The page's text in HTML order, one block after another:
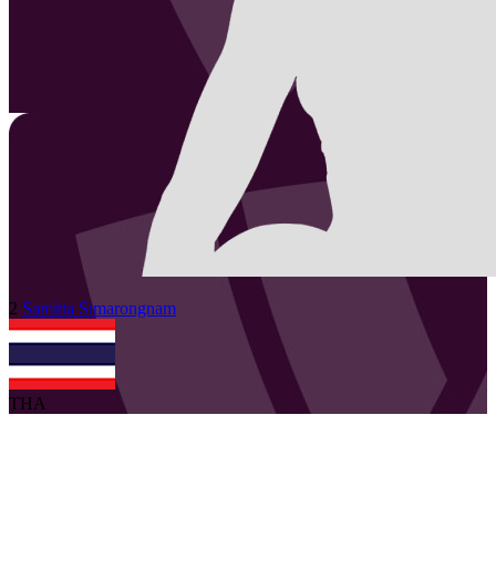
2 Samitta Simarongnam
THA